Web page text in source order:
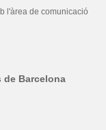
l'àrea de comunicació
de Barcelona